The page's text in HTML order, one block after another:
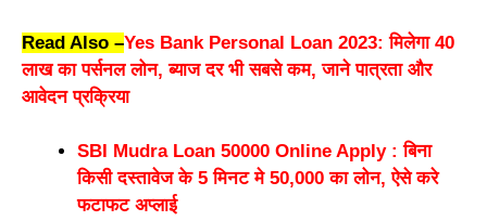
Read Also –Yes Bank Personal Loan 2023: मिलेगा 40
लाख का पर्सनल लोन, ब्याज दर भी सबसे कम, जाने पात्रता और
आवेदन प्रक्रिया
SBI Mudra Loan 50000 Online Apply : बिना
किसी दस्तावेज के 5 मिनट मे 50,000 का लोन, ऐसे करे
फटाफट अप्लाई